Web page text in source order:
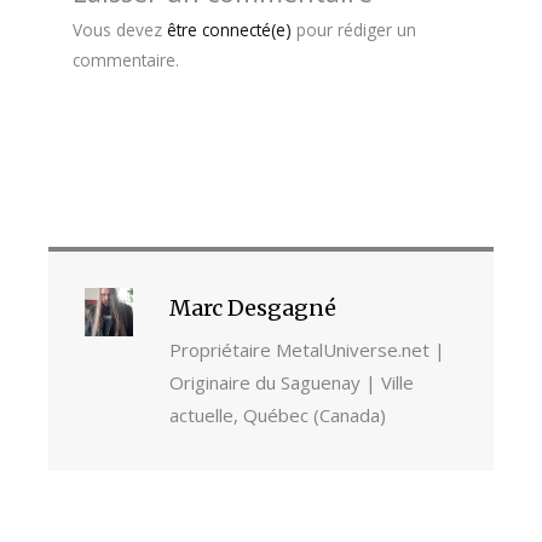
Vous devez être connecté(e) pour rédiger un
commentaire.
Marc Desgagné
Propriétaire MetalUniverse.net |
Originaire du Saguenay | Ville
actuelle, Québec (Canada)